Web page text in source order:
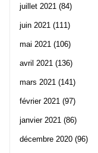
juillet 2021 (84)
juin 2021 (111)
mai 2021 (106)
avril 2021 (136)
mars 2021 (141)
février 2021 (97)
janvier 2021 (86)
décembre 2020 (96)